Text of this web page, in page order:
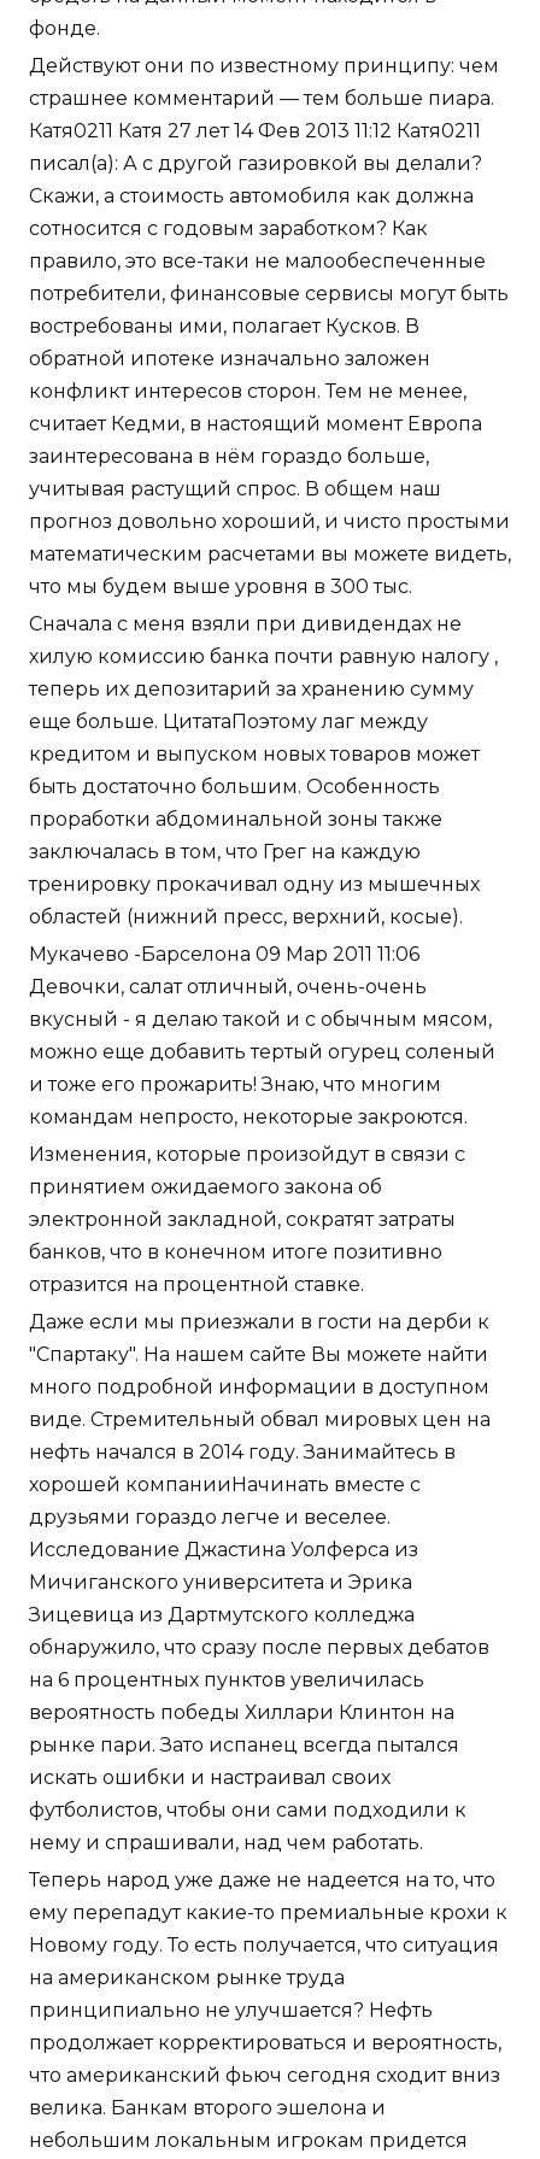
фонде.
Действуют они по известному принципу: чем
страшнее комментарий — тем больше пиара.
Катя0211 Катя 27 лет 14 Фев 2013 11:12 Катя0211
писал(а): А с другой газировкой вы делали?
Скажи, а стоимость автомобиля как должна
сотносится с годовым заработком? Как
правило, это все-таки не малообеспеченные
потребители, финансовые сервисы могут быть
востребованы ими, полагает Кусков. В
обратной ипотеке изначально заложен
конфликт интересов сторон. Тем не менее,
считает Кедми, в настоящий момент Европа
заинтересована в нём гораздо больше,
учитывая растущий спрос. В общем наш
прогноз довольно хороший, и чисто простыми
математическим расчетами вы можете видеть,
что мы будем выше уровня в 300 тыс.
Сначала с меня взяли при дивидендах не
хилую комиссию банка почти равную налогу ,
теперь их депозитарий за хранению сумму
еще больше. ЦитатаПоэтому лаг между
кредитом и выпуском новых товаров может
быть достаточно большим. Особенность
проработки абдоминальной зоны также
заключалась в том, что Грег на каждую
тренировку прокачивал одну из мышечных
областей (нижний пресс, верхний, косые).
Мукачево -Барселона 09 Мар 2011 11:06
Девочки, салат отличный, очень-очень
вкусный - я делаю такой и с обычным мясом,
можно еще добавить тертый огурец соленый
и тоже его прожарить! Знаю, что многим
командам непросто, некоторые закроются.
Изменения, которые произойдут в связи с
принятием ожидаемого закона об
электронной закладной, сократят затраты
банков, что в конечном итоге позитивно
отразится на процентной ставке.
Даже если мы приезжали в гости на дерби к
"Спартаку". На нашем сайте Вы можете найти
много подробной информации в доступном
виде. Стремительный обвал мировых цен на
нефть начался в 2014 году. Занимайтесь в
хорошей компанииНачинать вместе с
друзьями гораздо легче и веселее.
Исследование Джастина Уолферса из
Мичиганского университета и Эрика
Зицевица из Дартмутского колледжа
обнаружило, что сразу после первых дебатов
на 6 процентных пунктов увеличилась
вероятность победы Хиллари Клинтон на
рынке пари. Зато испанец всегда пытался
искать ошибки и настраивал своих
футболистов, чтобы они сами подходили к
нему и спрашивали, над чем работать.
Теперь народ уже даже не надеется на то, что
ему перепадут какие-то премиальные крохи к
Новому году. То есть получается, что ситуация
на американском рынке труда
принципиально не улучшается? Нефть
продолжает корректироваться и вероятность,
что американский фьюч сегодня сходит вниз
велика. Банкам второго эшелона и
небольшим локальным игрокам придется